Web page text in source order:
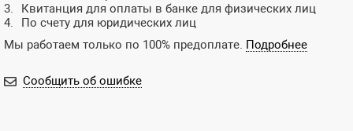
Квитанция для оплаты в банке для физических лиц
По счету для юридических лиц
Мы работаем только по 100% предоплате. Подробнее
Сообщить об ошибке